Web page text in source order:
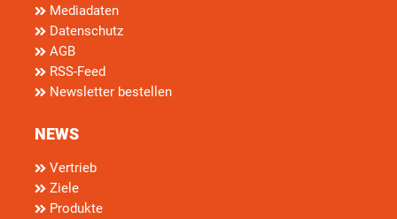
Mediadaten
Datenschutz
AGB
RSS-Feed
Newsletter bestellen
NEWS
Vertrieb
Ziele
Produkte